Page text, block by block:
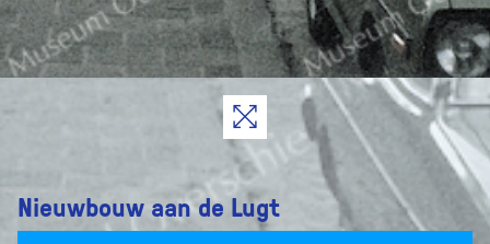
Nieuwbouw aan de Lugt